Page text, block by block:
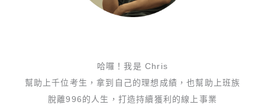
哈囉！我是 Chris
幫助上千位考生，拿到自己的理想成績，也幫助上班族
脫離996的人生，打造持續獲利的線上事業